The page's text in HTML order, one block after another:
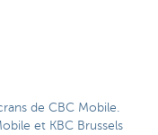
de CBC Mobile.
et KBC Brussels